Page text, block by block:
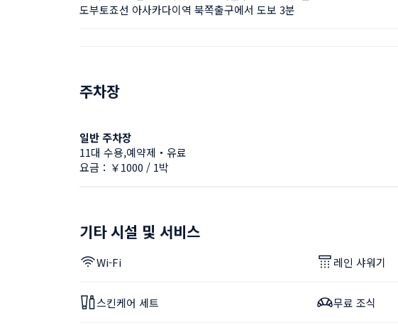
도부토죠선 아사카다이역 북쪽출구에서 도보 3분
주차장
일반 주차장
11대 수용,예약제・유료
요금：￥1000 / 1박
기타 시설 및 서비스
Wi-Fi 레인 샤워기
스킨케어 세트 무료 조식